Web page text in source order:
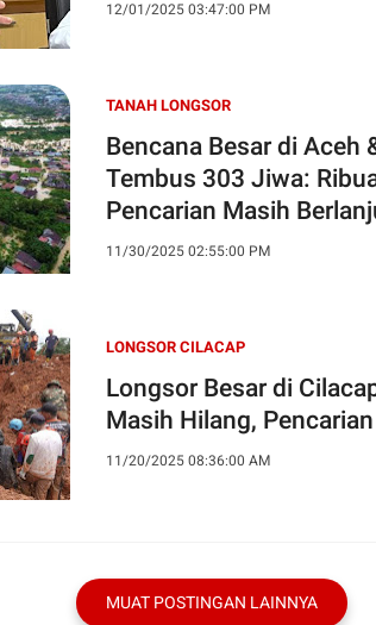
12/01/2025 03:47:00 PM
TANAH LONGSOR
Bencana Besar di Aceh
Tembus 303 Jiwa:
Pencarian Masih
11/30/2025 02:55:00 PM
LONGSOR CILACAP
Longsor Besar di
Masih Hilang,
11/20/2025 08:36:00 AM
MUAT POSTINGAN LAINNYA